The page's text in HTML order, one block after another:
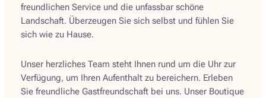
freundlichen Service und die unfassbar schöne
Landschaft. Überzeugen Sie sich selbst und fühlen Sie
sich wie zu Hause.
Unser herzliches Team steht Ihnen rund um die Uhr zur
Verfügung, um Ihren Aufenthalt zu bereichern. Erleben
Sie freundliche Gastfreundschaft bei uns. Unser Boutique